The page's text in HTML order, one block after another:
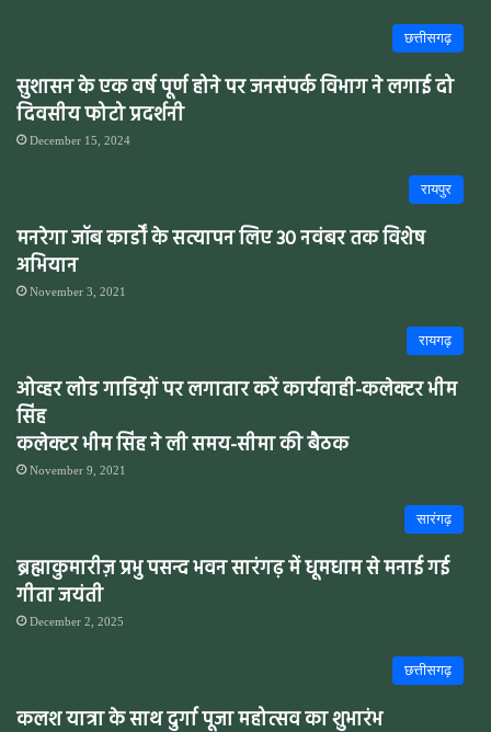
छत्तीसगढ़
सुशासन के एक वर्ष पूर्ण होने पर जनसंपर्क विभाग ने लगाई दो
दिवसीय फोटो प्रदर्शनी
December 15, 2024
रायपुर
मनरेगा जॉब कार्डों के सत्यापन लिए 30 नवंबर तक विशेष
अभियान
November 3, 2021
रायगढ़
ओव्हर लोड गाडिय़ों पर लगातार करें कार्यवाही-कलेक्टर भीम
सिंह
कलेक्टर भीम सिंह ने ली समय-सीमा की बैठक
November 9, 2021
सारंगढ़
ब्रह्माकुमारीज़ प्रभु पसन्द भवन सारंगढ़ में धूमधाम से मनाई गई
गीता जयंती
December 2, 2025
छत्तीसगढ़
कलश यात्रा के साथ दुर्गा पूजा महोत्सव का शुभारंभ